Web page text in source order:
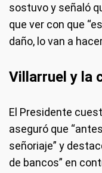
sostuvo y señaló
que ver con que
daño, lo van a
Villarruel y la
El Presidente
aseguró que
señoriaje” y
de bancos” en